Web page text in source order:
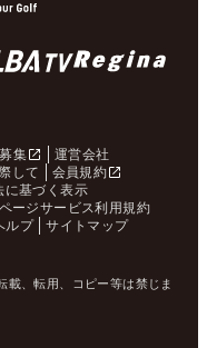
集
運営会社
して
会員規約
に基づく表示
ージサービス利用規約
ルプ サイトマップ
載、転用、コピー等は禁じま